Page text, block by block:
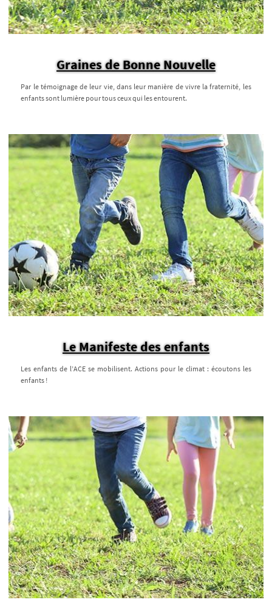
Graines de Bonne Nouvelle
Par le témoignage de leur vie, dans leur manière de vivre la fraternité, les
enfants sont lumière pour tous ceux qui les entourent.
Le Manifeste des enfants
Les enfants de l’ACE se mobilisent. Actions pour le climat : écoutons les
enfants !